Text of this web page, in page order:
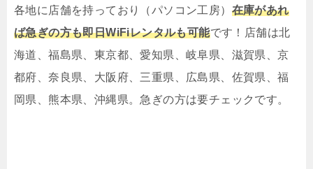
各地に店舗を持っており（パソコン工房） 在庫があれ
ば急ぎの方も即日WiFiレンタルも可能です！店舗は北
海道、福島県、東京都、愛知県、岐阜県、滋賀県、京
都府、奈良県、大阪府、三重県、広島県、佐賀県、福
岡県、熊本県、沖縄県。急ぎの方は要チェックです。